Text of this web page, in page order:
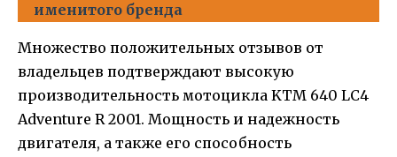
именитого бренда
Множество положительных отзывов от
владельцев подтверждают высокую
производительность мотоцикла KTM 640 LC4
Adventure R 2001. Мощность и надежность
двигателя, а также его способность